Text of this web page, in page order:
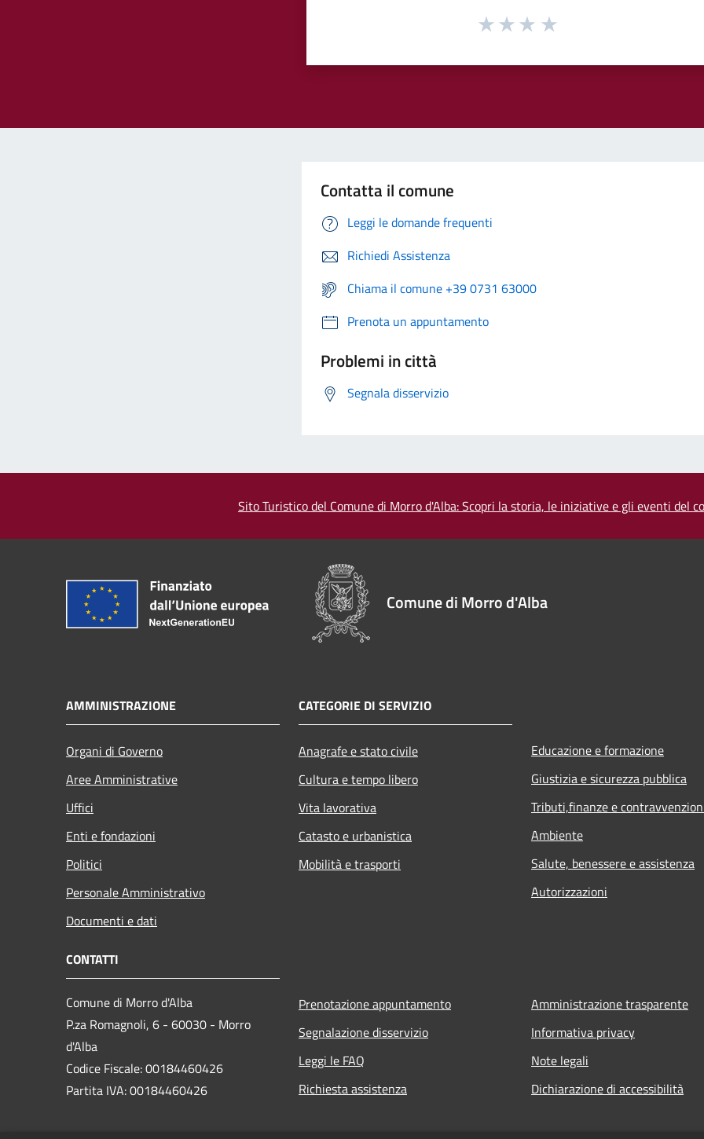
Contatta il comune
Leggi le domande frequenti
Richiedi Assistenza
Chiama il comune +39 0731 63000
Prenota un appuntamento
Problemi in città
Segnala disservizio
Sito Turistico del Comune di Morro d'Alba: Scopri la storia, le iniziative e gli eventi del
Comune di Morro d'Alba
AMMINISTRAZIONE
Organi di Governo
Aree Amministrative
Uffici
Enti e fondazioni
Politici
Personale Amministrativo
Documenti e dati
CATEGORIE DI SERVIZIO
Anagrafe e stato civile
Cultura e tempo libero
Vita lavorativa
Catasto e urbanistica
Mobilità e trasporti
Educazione e formazione
Giustizia e sicurezza pubblica
Tributi,finanze e
Ambiente
Salute, benessere e assistenza
Autorizzazioni
CONTATTI
Comune di Morro d'Alba
P.za Romagnoli, 6 - 60030 - Morro
d'Alba
Codice Fiscale: 00184460426
Partita IVA: 00184460426
Prenotazione appuntamento
Segnalazione disservizio
Leggi le FAQ
Richiesta assistenza
Amministrazione trasparente
Informativa privacy
Note legali
Dichiarazione di accessibilità